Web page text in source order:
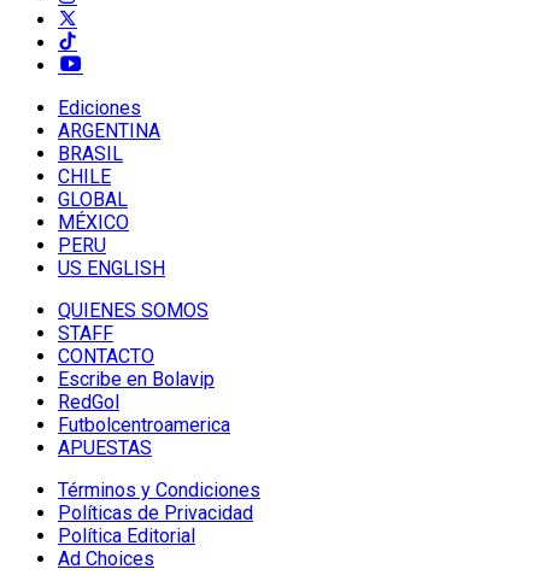
Ediciones
ARGENTINA
BRASIL
CHILE
GLOBAL
MÉXICO
PERU
US ENGLISH
QUIENES SOMOS
STAFF
CONTACTO
Escribe en Bolavip
RedGol
Futbolcentroamerica
APUESTAS
Términos y Condiciones
Políticas de Privacidad
Política Editorial
Ad Choices